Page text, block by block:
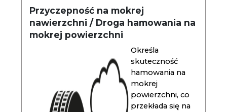
Przyczepność na mokrej
nawierzchni / Droga hamowania na
mokrej powierzchni
Określa
skuteczność
hamowania na
mokrej
powierzchni, co
przekłada się na